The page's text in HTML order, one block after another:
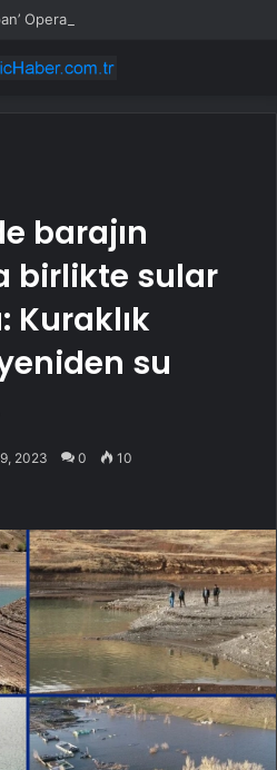
barajın
birlikte sular
Kuraklık
su
2023 0 10